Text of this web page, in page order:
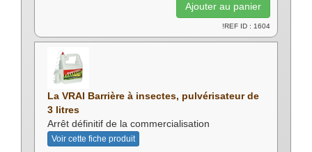
!REF ID : 1604
La VRAI Barrière à insectes, pulvérisateur de
3 litres
Arrêt définitif de la commercialisation
Voir cette fiche produit